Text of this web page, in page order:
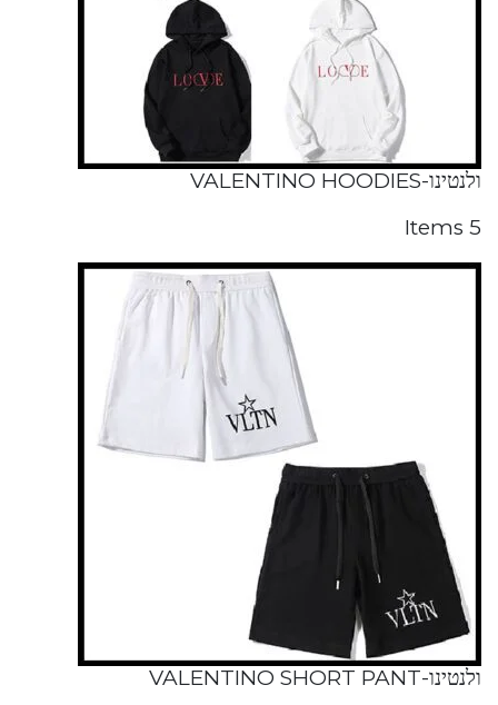
ולנטינו-VALENTINO HOODIES
5 Items
ולנטינו-VALENTINO SHORT PANT